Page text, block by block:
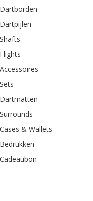
Dartborden
Dartpijlen
Shafts
Flights
Accessoires
Sets
Dartmatten
Surrounds
Cases & Wallets
Bedrukken
Cadeaubon